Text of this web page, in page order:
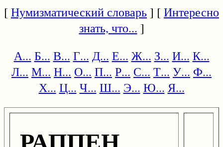
[Нумизматический словарь] [Интересно
знать, что... ]
А... Б... В... Г... Д... Е... Ж... З... И... К...
Л... М... Н... О... П... Р... С... Т... У... Ф...
Х... Ц... Ч... Ш... Э... Ю... Я...